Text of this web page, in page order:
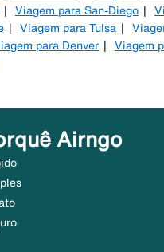
Viagem para San-Diego
Viagem para Tulsa
para Denver Viagem
Airngo